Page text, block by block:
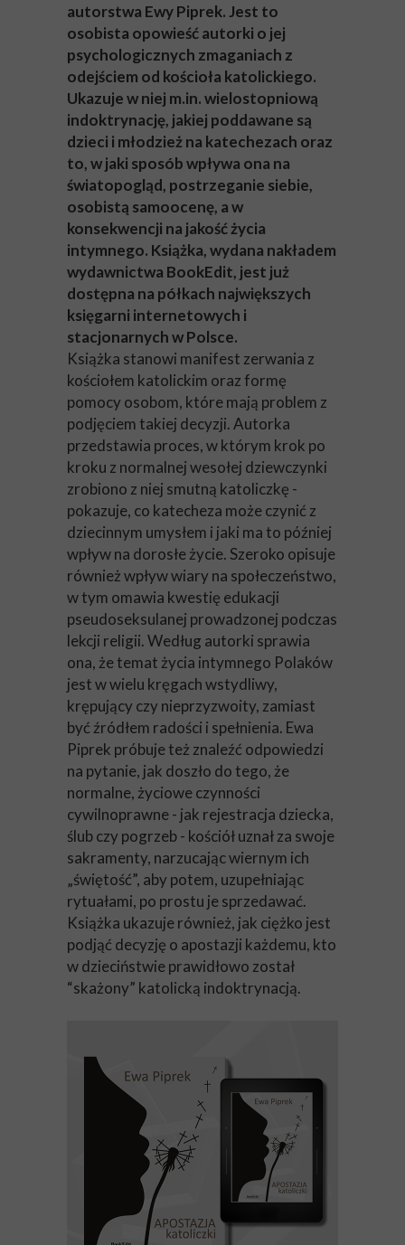
autorstwa Ewy Piprek. Jest to
osobista opowieść autorki o jej
psychologicznych zmaganiach z
odejściem od kościoła katolickiego.
Ukazuje w niej m.in. wielostopniową
indoktrynację, jakiej poddawane są
dzieci i młodzież na katechezach oraz
to, w jaki sposób wpływa ona na
światopogląd, postrzeganie siebie,
osobistą samoocenę, a w
konsekwencji na jakość życia
intymnego. Książka, wydana nakładem
wydawnictwa BookEdit, jest już
dostępna na półkach największych
księgarni internetowych i
stacjonarnych w Polsce.
Książka stanowi manifest zerwania z
kościołem katolickim oraz formę
pomocy osobom, które mają problem z
podjęciem takiej decyzji. Autorka
przedstawia proces, w którym krok po
kroku z normalnej wesołej dziewczynki
zrobiono z niej smutną katoliczkę -
pokazuje, co katecheza może czynić z
dziecinnym umysłem i jaki ma to później
wpływ na dorosłe życie. Szeroko opisuje
również wpływ wiary na społeczeństwo,
w tym omawia kwestię edukacji
pseudoseksulanej prowadzonej podczas
lekcji religii. Według autorki sprawia
ona, że temat życia intymnego Polaków
jest w wielu kręgach wstydliwy,
krępujący czy nieprzyzwoity, zamiast
być źródłem radości i spełnienia. Ewa
Piprek próbuje też znaleźć odpowiedzi
na pytanie, jak doszło do tego, że
normalne, życiowe czynności
cywilnoprawne - jak rejestracja dziecka,
ślub czy pogrzeb - kościół uznał za swoje
sakramenty, narzucając wiernym ich
„świętość”, aby potem, uzupełniając
rytuałami, po prostu je sprzedawać.
Książka ukazuje również, jak ciężko jest
podjąć decyzję o apostazji każdemu, kto
w dzieciństwie prawidłowo został
“skażony” katolicką indoktrynacją.